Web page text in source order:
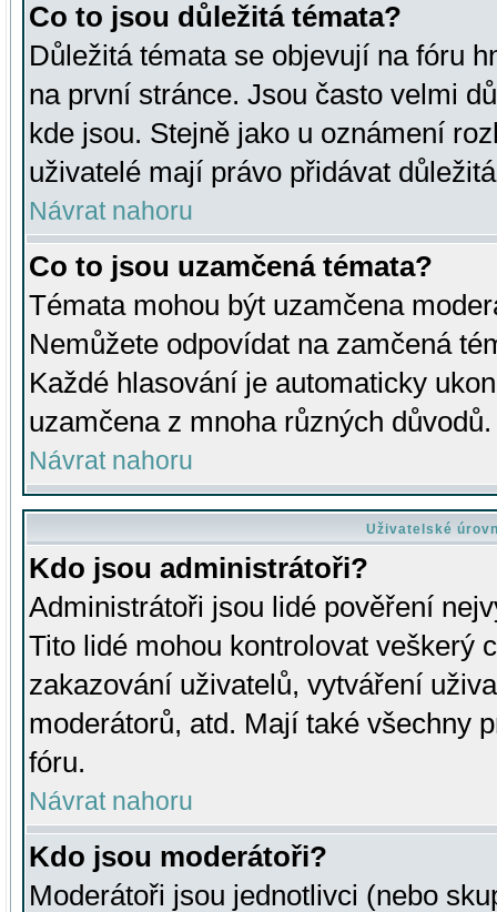
Co to jsou důležitá témata?
Důležitá témata se objevují na fóru
na první stránce. Jsou často velmi
kde jsou. Stejně jako u oznámení
uživatelé mají právo přidávat
Návrat nahoru
Co to jsou uzamčená témata?
Témata mohou být uzamčena
Nemůžete odpovídat na zamčená
Každé hlasování je automaticky
uzamčena z mnoha různých důvodů.
Návrat nahoru
Uživatelské
Kdo jsou administrátoři?
Administrátoři jsou lidé pověření
Tito lidé mohou kontrolovat veškerý
zakazování uživatelů, vytváření
moderátorů, atd. Mají také všechny
fóru.
Návrat nahoru
Kdo jsou moderátoři?
Moderátoři jsou jednotlivci (nebo